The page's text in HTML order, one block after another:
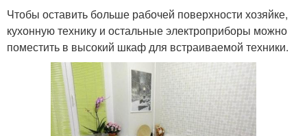
Чтобы оставить больше рабочей поверхности хозяйке,
кухонную технику и остальные электроприборы можно
поместить в высокий шкаф для встраиваемой техники.